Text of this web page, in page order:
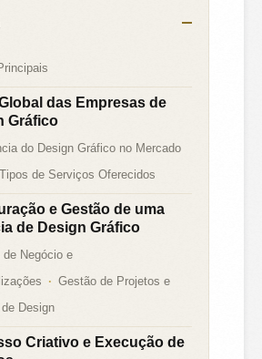
das Empresas de
Gráfico
do Design Gráfico no Mercado
Tipos de Serviços Oferecidos
e Gestão de uma
de Design Gráfico
de Negócio e
Gestão de Projetos e
Design
Criativo e Execução de